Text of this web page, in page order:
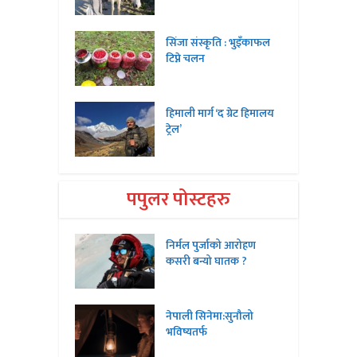
सिंजा संस्कृति : भुइँकाफल
टिप्ने चलन
हिमाली मार्ग ‘द ग्रेट हिमालय
ट्रेल’
पपुलर पोस्टहरु
निर्मल पुर्जाको आरोहण
कसरी बन्यो घातक ?
नेपाली सिनेमा:सुनौलो
भविष्यतर्फ